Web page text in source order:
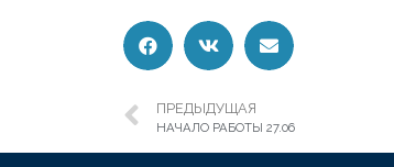
ПРЕДЫДУЩАЯ
НАЧАЛО РАБОТЫ 27.06